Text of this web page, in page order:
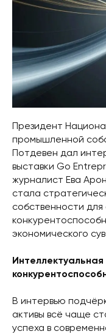
Президент
промышленной
Потдевен дал
выставки Go
журналист Ева
стала
собственности
экономического
В интервью
активы всё чаще
успеха в